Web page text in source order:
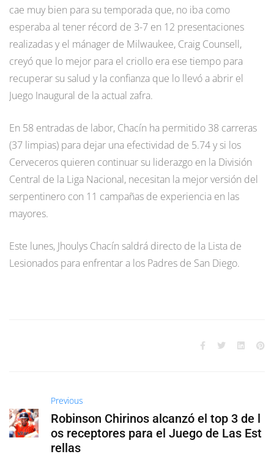
cae muy bien para su temporada que, no iba como
esperaba al tener récord de 3-7 en 12 presentaciones
realizadas y el mánager de Milwaukee, Craig Counsell,
creyó que lo mejor para el criollo era ese tiempo para
recuperar su salud y la confianza que lo llevó a abrir el
Juego Inaugural de la actual zafra.
En 58 entradas de labor, Chacín ha permitido 38 carreras
(37 limpias) para dejar una efectividad de 5.74 y si los
Cerveceros quieren continuar su liderazgo en la División
Central de la Liga Nacional, necesitan la mejor versión del
serpentinero con 11 campañas de experiencia en las
mayores.
Este lunes, Jhoulys Chacín saldrá directo de la Lista de
Lesionados para enfrentar a los Padres de San Diego.
Previous
Robinson Chirinos alcanzó el top 3 de l
os receptores para el Juego de Las Est
rellas